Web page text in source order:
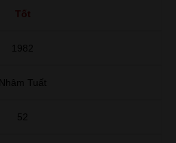
Tốt
1982
Nhâm Tuất
52